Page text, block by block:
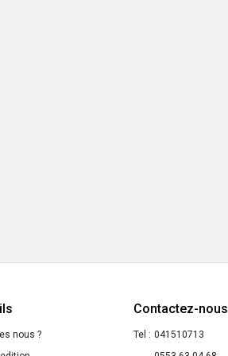
nous ?
Contactez-nous
Tel : 041510713